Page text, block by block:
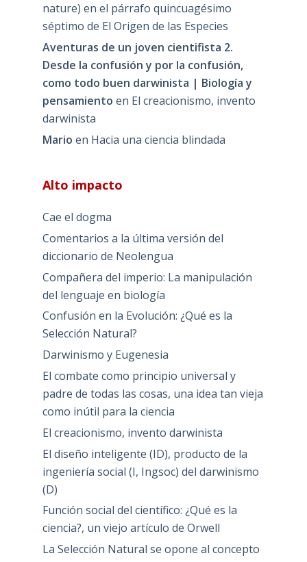
nature) en el párrafo quincuagésimo
séptimo de El Origen de las Especies
Aventuras de un joven cientifista 2.
Desde la confusión y por la confusión,
como todo buen darwinista | Biología y
pensamiento en El creacionismo, invento
darwinista
Mario en Hacia una ciencia blindada
Alto impacto
Cae el dogma
Comentarios a la última versión del
diccionario de Neolengua
Compañera del imperio: La manipulación
del lenguaje en biología
Confusión en la Evolución: ¿Qué es la
Selección Natural?
Darwinismo y Eugenesia
El combate como principio universal y
padre de todas las cosas, una idea tan vieja
como inútil para la ciencia
El creacionismo, invento darwinista
El diseño inteligente (ID), producto de la
ingeniería social (I, Ingsoc) del darwinismo
(D)
Función social del científico: ¿Qué es la
ciencia?, un viejo artículo de Orwell
La Selección Natural se opone al concepto